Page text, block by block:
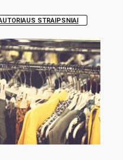
STRAIPSNIAI